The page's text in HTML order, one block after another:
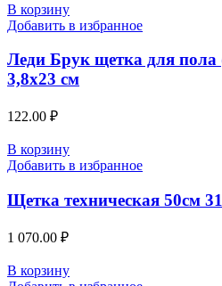
В корзину
Добавить в избранное
Леди Брук щетка для пола
3,8х23 см
122.00 ₽
В корзину
Добавить в избранное
Щетка техническая 50см
1 070.00 ₽
В корзину